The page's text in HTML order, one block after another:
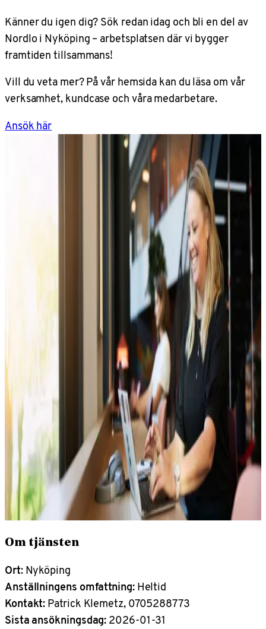
Känner du igen dig? Sök redan idag och bli en del av
Nordlo i Nyköping – arbetsplatsen där vi bygger
framtiden tillsammans!
Vill du veta mer? På vår hemsida kan du läsa om vår
verksamhet, kundcase och våra medarbetare.
Ansök här
Om tjänsten
Ort: Nyköping
Anställningens omfattning:Heltid
Kontakt:Patrick Klemetz, 0705288773
Sista ansökningsdag:2026-01-31